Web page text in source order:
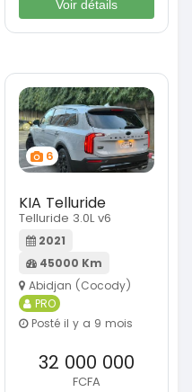
Voir détails
6
KIA Telluride
Telluride 3.0L v6
2021
45000 Km
Abidjan (Cocody)
PRO
Posté il y a 9 mois
32 000 000
FCFA